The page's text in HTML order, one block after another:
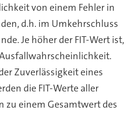
von einem Fehler in
d.h. im Umkehrschluss
Je höher der FIT-Wert ist,
Zuverlässigkeit eines
die FIT-Werte aller
zu einem Gesamtwert des